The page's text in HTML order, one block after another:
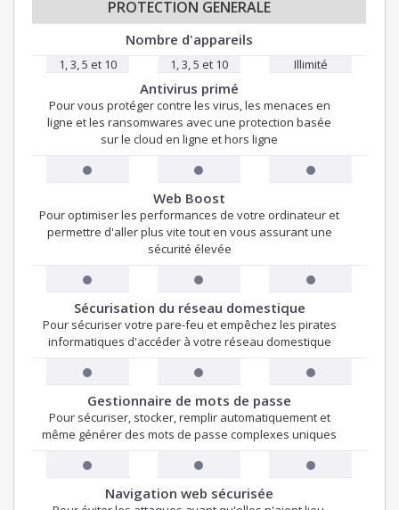
PROTECTION GENERALE
Nombre d'appareils
1, 3, 5 et 10 1, 3, 5 et 10 Illimité
Antivirus primé
Pour vous protéger contre les virus, les menaces en
ligne et les ransomwares avec une protection basée
sur le cloud en ligne et hors ligne
Web Boost
Pour optimiser les performances de votre ordinateur et
permettre d'aller plus vite tout en vous assurant une
sécurité élevée
Sécurisation du réseau domestique
Pour sécuriser votre pare-feu et empêchez les pirates
informatiques d'accéder à votre réseau domestique
Gestionnaire de mots de passe
Pour sécuriser, stocker, remplir automatiquement et
même générer des mots de passe complexes uniques
Navigation web sécurisée